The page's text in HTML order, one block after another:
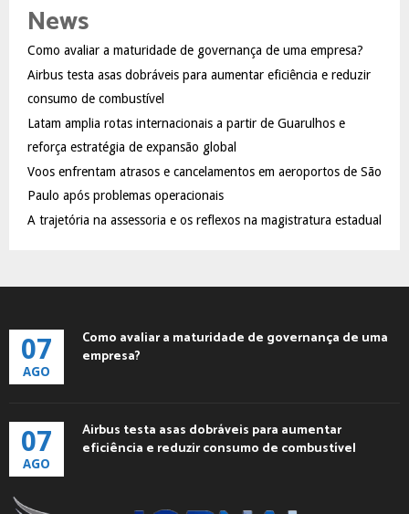
h
o
r
:
R
News
Como avaliar a maturidade de governança de uma empresa?
Airbus testa asas dobráveis para aumentar eficiência e reduzir
consumo de combustível
Latam amplia rotas internacionais a partir de Guarulhos e
reforça estratégia de expansão global
Voos enfrentam atrasos e cancelamentos em aeroportos de São
Paulo após problemas operacionais
A trajetória na assessoria e os reflexos na magistratura estadual
07
AGO
Como avaliar a maturidade de governança de uma
empresa?
07
AGO
Airbus testa asas dobráveis para aumentar
eficiência e reduzir consumo de combustível